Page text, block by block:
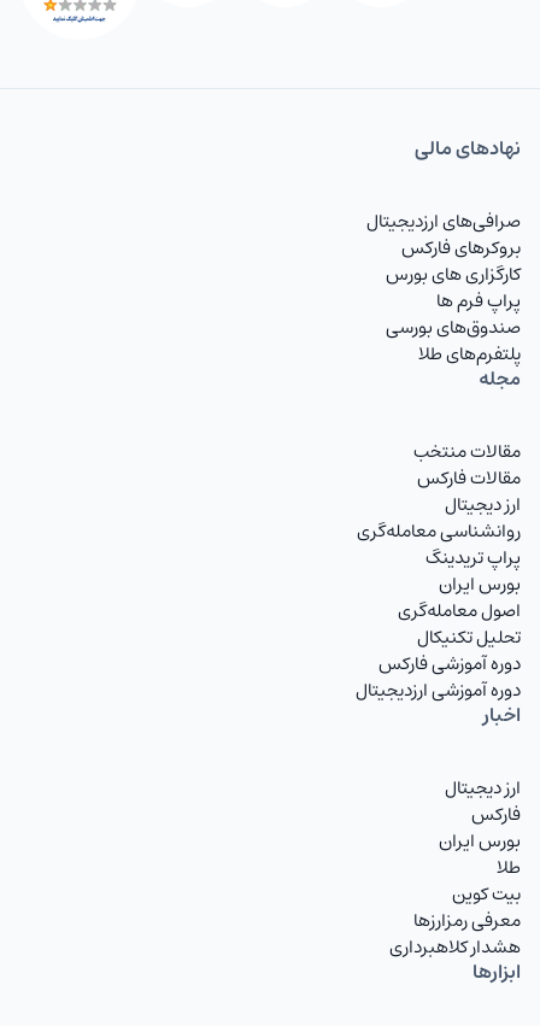
نهاد‌های مالی
صرافی‌های ارزدیجیتال
بروکرهای فارکس
کارگزاری های بورس
پراپ فرم ها
صندوق‌های بورسی
پلتفرم‌های طلا
مجله
مقالات منتخب
مقالات فارکس
ارز دیجیتال
روانشناسی معامله‌گری
پراپ تریدینگ
بورس ایران
اصول معامله‌گری
تحلیل تکنیکال
دوره آموزشی فارکس
دوره آموزشی ارزدیجیتال
اخبار
ارز دیجیتال
فارکس
بورس ایران
طلا
بیت کوین
معرفی رمزارزها
هشدار کلاهبرداری
ابزارها